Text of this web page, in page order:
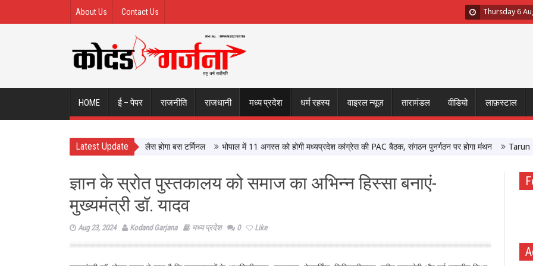
About Us Contact Us Thursday 6
HOME ई – पेपर राजनीति राजधानी मध्य प्रदेश धर्म रहस्य वाइरल न्यूज़ तारामंडल वीडियो लाफ़स्टाल
Latest Update
इंदौर ISBT, आधुनिक सुविधाओं से लैस होगा बस टर्मिनल भोपाल में 11 अगस्त को होगी मध्यप्रदेश कांग्रेस की PAC बैठक, संगठन पुनर्गठन पर होगा मंथन Tarun Tejpal
ज्ञान के स्रोत पुस्तकालय को समाज का अभिन्न हिस्सा बनाएं-
मुख्यमंत्री डॉ. यादव
Aug 23, 2024 Kodand Garjana मध्य प्रदेश 0 Like